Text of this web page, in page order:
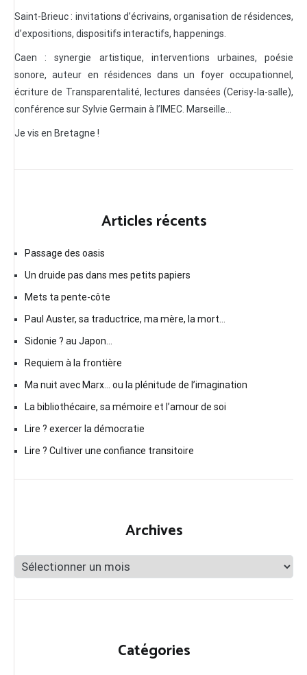
Saint-Brieuc : invitations d’écrivains, organisation de résidences,
d’expositions, dispositifs interactifs, happenings.
Caen : synergie artistique, interventions urbaines, poésie
sonore, auteur en résidences dans un foyer occupationnel,
écriture de Transparentalité, lectures dansées (Cerisy-la-salle),
conférence sur Sylvie Germain à l’IMEC. Marseille…
Je vis en Bretagne !
Articles récents
Passage des oasis
Un druide pas dans mes petits papiers
Mets ta pente-côte
Paul Auster, sa traductrice, ma mère, la mort…
Sidonie ? au Japon…
Requiem à la frontière
Ma nuit avec Marx… ou la plénitude de l’imagination
La bibliothécaire, sa mémoire et l’amour de soi
Lire ? exercer la démocratie
Lire ? Cultiver une confiance transitoire
Archives
Archives
Catégories